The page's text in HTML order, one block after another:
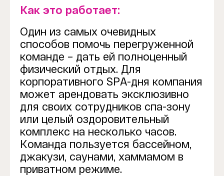
Как это работает:
Один из самых очевидных
способов помочь перегруженной
команде – дать ей полноценный
физический отдых. Для
корпоративного SPA-дня компания
может арендовать эксклюзивно
для своих сотрудников спа-зону
или целый оздоровительный
комплекс на несколько часов.
Команда пользуется бассейном,
джакузи, саунами, хаммамом в
приватном режиме.